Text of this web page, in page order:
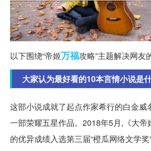
以下围绕“帝姬万福攻略”主题解决网友
大家认为最好看的10本言情小说是
这部小说成就了起点作家希行的白金威
一部荣耀五星作品。2018年5月,《大帝
的优异成绩入选第三届“橙瓜网络文学奖